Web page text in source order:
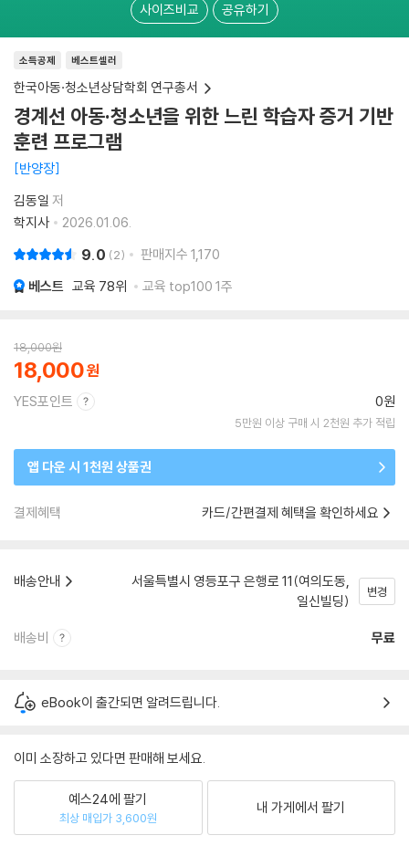
사이즈비교 공유하기
소득공제 베스트셀러
한국아동·청소년상담학회 연구총서
경계선 아동·청소년을 위한 느린 학습자 증거 기반
훈련 프로그램
반양장
김동일 저
학지사
2026.01.06.
9.0 2 판매지수 1,170
베스트 교육 78위 교육 top100 1주
18,000원
18,000
YES포인트 0원
5만원 이상 구매 시 2천원 추가 적립
앱 다운 시 1천원 상품권
결제혜택 카드/간편결제 혜택을 확인하세요
배송안내
서울특별시 영등포구 은행로 11(여의도동,
일신빌딩)
변경
배송비 무료
eBook이 출간되면 알려드립니다.
이미 소장하고 있다면 판매해 보세요.
예스24에 팔기
최상 매입가 3,600원
내 가게에서 팔기